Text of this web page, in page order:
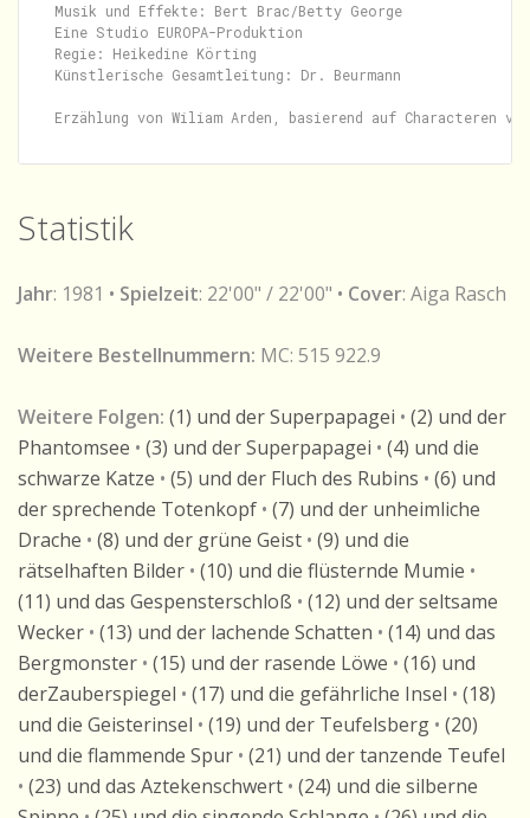
Musik und Effekte: Bert Brac/Betty George
Eine Studio EUROPA-Produktion
Regie: Heikedine Körting
Künstlerische Gesamtleitung: Dr. Beurmann
Statistik
Jahr: 1981 • Spielzeit: 22'00" / 22'00" • Cover: Aiga Rasch
Weitere Bestellnummern: MC: 515 922.9
Weitere Folgen: (1) und der Superpapagei • (2) und der
Phantomsee • (3) und der Superpapagei • (4) und die
schwarze Katze • (5) und der Fluch des Rubins • (6) und
der sprechende Totenkopf • (7) und der unheimliche
Drache • (8) und der grüne Geist • (9) und die
rätselhaften Bilder • (10) und die flüsternde Mumie •
(11) und das Gespensterschloß • (12) und der seltsame
Wecker • (13) und der lachende Schatten • (14) und das
Bergmonster • (15) und der rasende Löwe • (16) und
derZauberspiegel • (17) und die gefährliche Insel • (18)
und die Geisterinsel • (19) und der Teufelsberg • (20)
und die flammende Spur • (21) und der tanzende Teufel
• (23) und das Aztekenschwert • (24) und die silberne